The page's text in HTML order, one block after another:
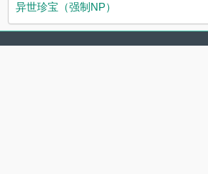
异世珍宝（强制NP）